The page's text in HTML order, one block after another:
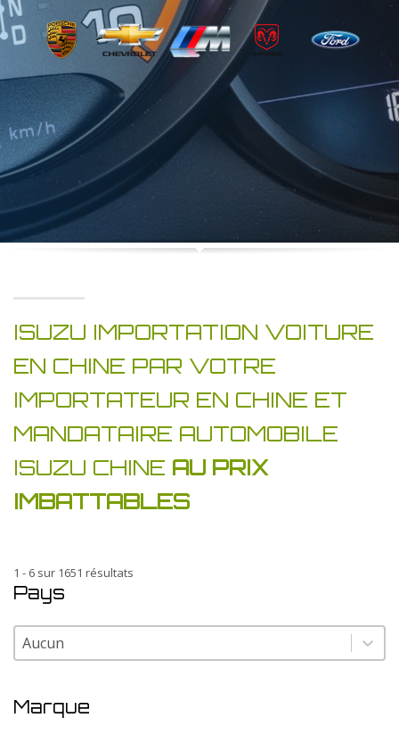
ISUZU IMPORTATION VOITURE
EN CHINE PAR VOTRE
IMPORTATEUR EN CHINE ET
MANDATAIRE AUTOMOBILE
ISUZU CHINE AU PRIX
IMBATTABLES
1 - 6 sur 1651 résultats
Pays
Pays
Pays
Marque